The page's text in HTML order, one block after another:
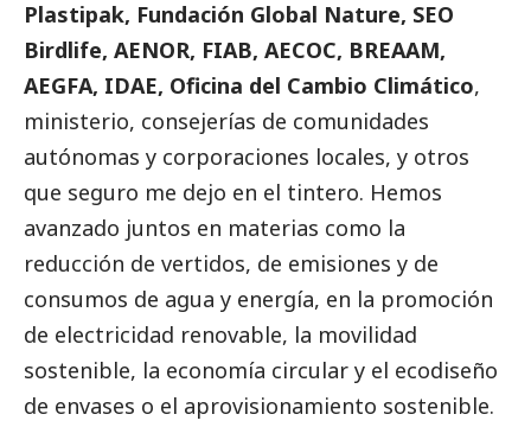
Plastipak, Fundación Global Nature, SEO
Birdlife, AENOR, FIAB, AECOC, BREAAM,
AEGFA, IDAE, Oficina del Cambio Climático,
ministerio, consejerías de comunidades
autónomas y corporaciones locales, y otros
que seguro me dejo en el tintero. Hemos
avanzado juntos en materias como la
reducción de vertidos, de emisiones y de
consumos de agua y energía, en la promoción
de electricidad renovable, la movilidad
sostenible, la economía circular y el ecodiseño
de envases o el aprovisionamiento sostenible.